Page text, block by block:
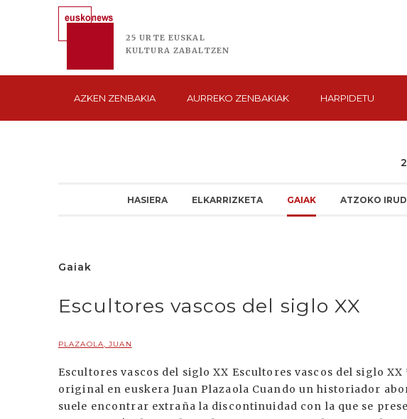
25 URTE EUSKAL
KULTURA ZABALTZEN
AZKEN ZENBAKIA AURREKO ZENBAKIAK HARPIDETU
HASIERA ELKARRIZKETA GAIAK ATZOKO
Gaiak
Escultores vascos del siglo XX
PLAZAOLA, JUAN
Escultores vascos del siglo XX Escultores vascos del siglo XX * Traducción al español del original en euskera Juan Plazaola Cuando un historiador aborda el tema del arte en el País Vasco suele encontrar extraña la discontinuidad con la que se presenta la simple narración o enumeración de nombres de artistas vascos. Alguna vez he advertido que este "Guadiana" del arte vasco, que aparece y desaparece a los ojos del historiador en el curso de los siglos, puede no ser un hecho objetivo sino un fenómeno debido a la falta de investigadores que, durante el tiempo en que hemos carecido de Universidad, ha sufrido la cultura vasca. En todo caso, el hecho está ahí: Nuestros estudiantes universitarios tienen que dar, un salto de cuatro siglos desde Anchieta hasta Mogrobejo, Oteiza y Chillida para hallar nombres vascos de escultores en los manuales de historia de la plástica hispánica. En el libro que Juan Antonio Gaya Nuño publicó hace pocos años sobre Escultura Española Contemporánea,al formar un capítulo sobre los que él llama los maestros de la transición de principios de este siglo, elige cuatro nombres, y de ellos dos son vascos: Nemesio Mogrobejo (a quien en 1910 Zuloaga calificó como "el primer escultor que hoy tenemos en España" y Francisco Durrio. De estos dos talentos, el uno se malogra por fallecimiento en plena juventud; el otro emigra a Francia, se deja absorber por su pasión por la cerámica, y deja un inventario escultórico muy limitado. Y hay que esperar hasta los años 50 para que en el País Vasco empiece a cuajar un movimiento creativo de verdadera importancia. Lo que importa, lo que a mí al menos me interesa recalcar, no es que un escultor vasco, Jorge de Oteiza, ganara en 1957 el Gran Premio de la Bienal de Sao Paulo; ni que Eduardo Chillida tenga expuesta su obra en todos los museos importantes de Europa y América, y el célebre arquitecto chino Pey le haya declarado "el máximo escultor de hoy día"; ni que Néstor Basterrechea haya participado en más de 150exposiciones de arte de vanguardia en Europa y América, ni que el Museo de Arte Contemporáneo de Madrid le dedicara una gran retrospectiva y que ganara el concurso para el Monumento al Pastor en Reno (Nevada); ni que José Alberdi sea un escultor conocidísimo en Inglaterra, el único artista extranjero recibido como miembro de la Real Academia Británica de Bellas Artes; ni que el malogrado Remigio Mendiburu fuera calificado por Oteiza como "el escultor más fuerte de todos nosotros". , ni que Vicente Larrea haya sido un audaz experimentador en la técnica de fundición, y sus obras sean reclamadas tanto para espacios urbanísticos como para los mejores Museos de la actualidad; ni que Ricardo Ugarte pueda ostentar un palmarés de premios en España y en el extranjero como pocos, y haya sido seleccionado para el Nuevo Edificio de la Comunidad Europea de Bruselas. Lo que importa, lo que aquí nos interesa y lo que quiero subrayar es que todos estos escultores a los que he enumerado por orden de edad formen una única generación de artistas que han grabado nombres vascos en el frontispicio de la Historia de la Escultura Contemporánea. Y éste es el fenómeno que conviene explicar. Si se observa atentamente la historia de la plástica en Occidente (pintura y escultura juntamente) se observa que se da una alternancia entre la preferencia por la imagen y la preferencia por el signo y el símbolo. Es un fenómeno histórica que quizá se explique por razones psicológicas: es decir, por una especie de dialéctica a la que está sometida la sensibilidad humana que, al cabo de algún tiempo, muestra cansancio por la figura y requiere el empleo del símbolo abstracto. Para utilizar la terminología de Eugenio d'Ors en su libro sobre Lo barroco, habría que decir que, en el curso de la historia, en ciertas épocas el arte está gobernada por el eón de la imagen, y en otras el que domina es el eón del signo abstracto. Pues bien; se puede pensar que así como hay un "tiempo para la imagen" y un "tiempo parael signo" hay también pueblos predispuestos para la imagen y pueblos predispuestos para el signo. Las civilizaciones grecolatinas han revelado una preferencia por el icono. Mientras que ciertos pueblos germanos, ciertas razas, conformadas quizás por sus orígenes de vida trashumante o por la fuerza de una religión absolutamente trascendente, se muestran más tendentes al empleo del signo y al rechazo de la imaginería. Mi opinión es que el pueblo vasco es de este tipo de pueblos. Si observamos nuestra arquitectura, nuestra artesanía, nuestras costumbres, nuestras estructuras mentales y expresivas, observamos un puritanismo y una austeridad que se concilia mejor con un lenguaje de signos. Algunos han afirmado lisa y llanamente que el vasco no ha tenido sensibilidad para las artes plásticas. Pero, desde esta perspectiva que estoy exponiendo, habría que decir con más justeza que el vasco tiene poca sensibilidad para la plástica figurativa, carnosa y táctil. Cuando de la escultura se tiene una concepción estrictamente figurativa e icónica, se hace difícil admitir que el vasco tenga aptitudes artísticas. Porque tenía de las artes plásticas, y concretamente de la escultura, esta visión grecolatina, el médico escultor Victoriano Juaristi decía: "Los vascos no hacen imágenes (subrayemos el término : imágenes), ni las contemplan con emoción, porque no tienen imaginación, porque carecen de fantasía...El vasco de los siglos anteriores al s.XIX no ha dejado ni, pinturas ni tallas, ni canciones originales auténticas"..Y más adelante dice algo que nos pone en la pista de lo que yo quiero formular aquí: "El vasco, aun el cultivado, tampoco se interesa por la imagen como espectáculo; casi es iconoclasta. En cuanto a la imagen literaria, no necesito decirle nada". Es claro que el Dr. Juaristi subraya con acierto esta especie de alergia del vasco hacia la imagen, tanto en lo plástico como en lo poético. En lo que, a mi juicio, yerra, es en esa estrecha noción de arte que responde a esquemasdecimonónicos. Precisamente cuando la imagen ha desaparecido al menos se ha ensombrecido en el horizonte estético de muchos artistas de nuestro tiempo en Occidente, es decir, cuando al eón de la imagen ha sustituido el eón del signo en el arte universal, es cuando la capacidad creadora del vasco en este campo ha quedado evidenciada. Concomitancia significativa: El despertar de la escultura vasca ocurre en el momento histórico en que parecen borrarse la fronteras entre artesanía y arte. Hoy la nueva estética se resiste a ver en el artista un ser privilegiado, y sobre todo renuncia a la idea del artista como un vidente que, sin mancharse las manos, contempla en su mundo ideal la forma modélica inspiradora. Hoy se tiende a mirar al artista como un artesano que elabora concienzudamente